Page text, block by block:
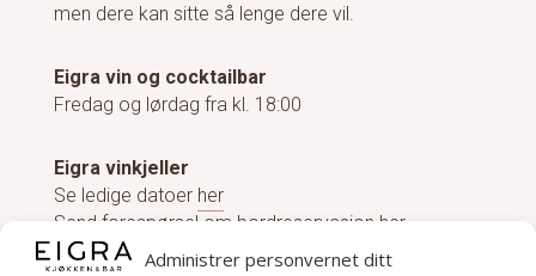
Administrer personvernet ditt
men dere kan sitte så lenge dere vil.
Eigra vin og cocktailbar
Fredag og lørdag fra kl. 18:00
Eigra vinkjeller
Se ledige datoer her
Send forespørsel om bordreservasjon her.